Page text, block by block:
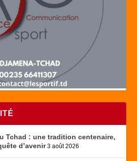
Tchad : une tradition centenaire,
d’avenir 3 août 2026